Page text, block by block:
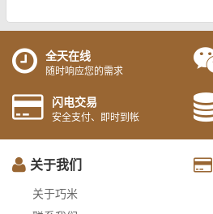
全天在线
随时响应您的需求
闪电交易
安全支付、即时到帐
关于我们
关于巧米